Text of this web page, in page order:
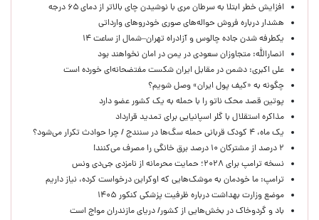
افزایش خطر ابتلا به سرطان مری با نوشیدن چای بالاتر از دمای ۶۵ درجه
هشدار درباره فروش حواله‌های صوری خودروهای وارداتی
یکطرفه شدن جاده چالوس و آزادراه تهران–شمال از ساعت ۱۴
انصارالله: متجاوزان سعودی در یمن در امان نخواهند بود
علی اکبری: دشمن در مقابل ایران شکست مفتضحانه‌ای خورده است
چگونه به «کیف پول ایران» وصل شویم؟
پوتین قصد محک ناتو را با حمله به یک کشور عضو دارد
مذاکره استقلال با گلر اسپانیایی برای تمدید قرارداد
یک ماه، ۴ کودک قربانی حمله سگ‌ها در سنندج / چرا حوادث تکرار می‌شود؟
۲ درصد از مشترکان ۱۰ درصد برق خانگی را مصرف می‌کنند!
نسخه ترامپ برای ۲۰۲۸؛ حمایت محرمانه از نامزدی جی‌دی ونس
ترامپ: ما خودمان به موشک‌هایی که اوکراین درخواست کرده، نیاز داریم
موضع وزارت بهداشت درباره ظرفیت پزشکی کنکور ۱۴۰۵
باد و گردوخاک در بخش‌هایی از کشور/ دریای مازندران مواج است